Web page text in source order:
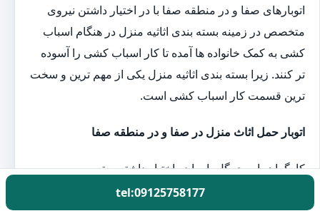
اتوبارهای صفا و در منطقه صفا با در اختیار داشتن نیروی
متخصص در زمینه بسته بندی اثاثیه منزل در هنگام اسباب
کشی به کمک خانواده ها آمده تا کار اسباب کشی را آسوده
تر کنند. زیرا بسته بندی اثاثیه منزل یکی از مهم ترین و سخت
ترین قسمت کار اسباب کشی است.
اتوبار حمل اثاث منزل در صفا و در منطقه صفا
کارگران باربری گل بار با در اختیار داشتن بهترین و به
روزترین تجهیزات بسته بندی اثاثیه منزل یک روز قبل از
اسباب کشی به منزل شما آمده و بارهای شما را بسته بندی
tel:09125758177